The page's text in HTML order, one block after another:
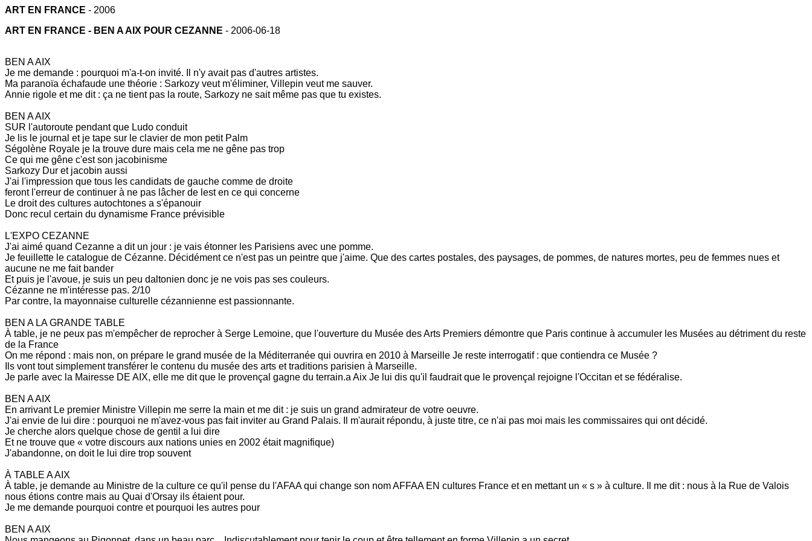
ART EN FRANCE - 2006
ART EN FRANCE - BEN A AIX POUR CEZANNE - 2006-06-18
BEN A AIX
Je me demande : pourquoi m'a-t-on invité. Il n'y avait pas d'autres artistes.
Ma paranoïa échafaude une théorie : Sarkozy veut m'éliminer, Villepin veut me sauver.
Annie rigole et me dit : ça ne tient pas la route, Sarkozy ne sait même pas que tu existes.
BEN A AIX
SUR l'autoroute pendant que Ludo conduit
Je lis le journal et je tape sur le clavier de mon petit Palm
Ségolène Royale je la trouve dure mais cela me ne gêne pas trop
Ce qui me gêne c'est son jacobinisme
Sarkozy Dur et jacobin aussi
J'ai l'impression que tous les candidats de gauche comme de droite
feront l'erreur de continuer à ne pas lâcher de lest en ce qui concerne
Le droit des cultures autochtones a s'épanouir
Donc recul certain du dynamisme France prévisible
L'EXPO CEZANNE
J'ai aimé quand Cezanne a dit un jour : je vais étonner les Parisiens avec une pomme.
Je feuillette le catalogue de Cézanne. Décidément ce n'est pas un peintre que j'aime. Que des cartes postales, des paysages, de pommes, de natures mortes, peu de femmes nues et
aucune ne me fait bander
Et puis je l'avoue, je suis un peu daltonien donc je ne vois pas ses couleurs.
Cézanne ne m'intéresse pas. 2/10
Par contre, la mayonnaise culturelle cézannienne est passionnante.
BEN A LA GRANDE TABLE
À table, je ne peux pas m'empêcher de reprocher à Serge Lemoine, que l'ouverture du Musée des Arts Premiers démontre que Paris continue à accumuler les Musées au détriment du reste
de la France
On me répond : mais non, on prépare le grand musée de la Méditerranée qui ouvrira en 2010 à Marseille Je reste interrogatif : que contiendra ce Musée ?
Ils vont tout simplement transférer le contenu du musée des arts et traditions parisien à Marseille.
Je parle avec la Mairesse DE AIX, elle me dit que le provençal gagne du terrain.a Aix Je lui dis qu'il faudrait que le provençal rejoigne l'Occitan et se fédéralise.
BEN A AIX
En arrivant Le premier Ministre Villepin me serre la main et me dit : je suis un grand admirateur de votre oeuvre.
J'ai envie de lui dire : pourquoi ne m'avez-vous pas fait inviter au Grand Palais. Il m'aurait répondu, à juste titre, ce n'ai pas moi mais les commissaires qui ont décidé.
Je cherche alors quelque chose de gentil a lui dire
Et ne trouve que « votre discours aux nations unies en 2002 était magnifique)
J'abandonne, on doit le lui dire trop souvent
À TABLE A AIX
À table, je demande au Ministre de la culture ce qu'il pense du l'AFAA qui change son nom AFFAA EN cultures France et en mettant un « s » à culture. Il me dit : nous à la Rue de Valois
nous étions contre mais au Quai d'Orsay ils étaient pour.
Je me demande pourquoi contre et pourquoi les autres pour
BEN A AIX